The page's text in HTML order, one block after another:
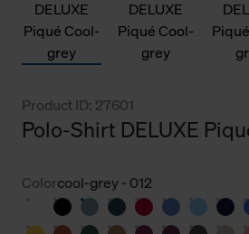
Product ID: 27601
Polo-Shirt DELUXE
Colorcool-grey - 012